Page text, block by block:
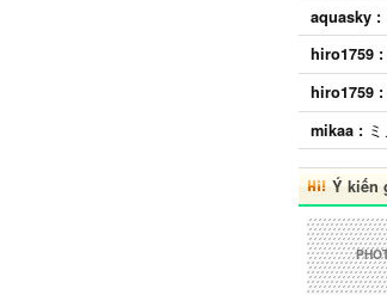
aquasky :
hiro1759 :
hiro1759 :
mikaa :
Ý kiến